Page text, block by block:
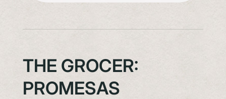
THE GROCER:
PROMESAS